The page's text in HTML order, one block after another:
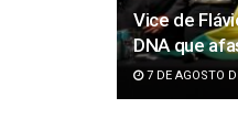
Vice de
DNA que
7 DE AGOSTO